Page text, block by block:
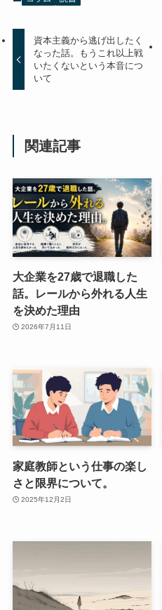
資本主義から逃げ出したく
なった話。もうこれ以上戦
いたくないという本音につ
いて
関連記事
大企業を27歳で退職した
話。レールから外れる人生
を決めた理由
2026年7月11日
家庭教師という仕事の楽し
さと限界について。
2025年12月2日